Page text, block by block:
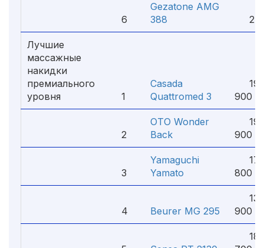
6
Gezatone AMG
388
2
Лучшие
массажные
накидки
премиального
уровня
1
Casada
Quattromed 3
19
900 ₽
2
OTO Wonder
Back
19
900 ₽
3
Yamaguchi
Yamato
17
800 ₽
4 Beurer MG 295
13
900 ₽
18